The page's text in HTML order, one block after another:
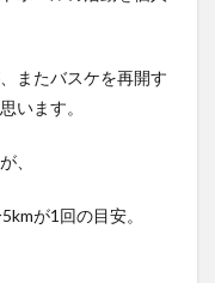
またバスケを再開す
います。
、
が1回の目安。